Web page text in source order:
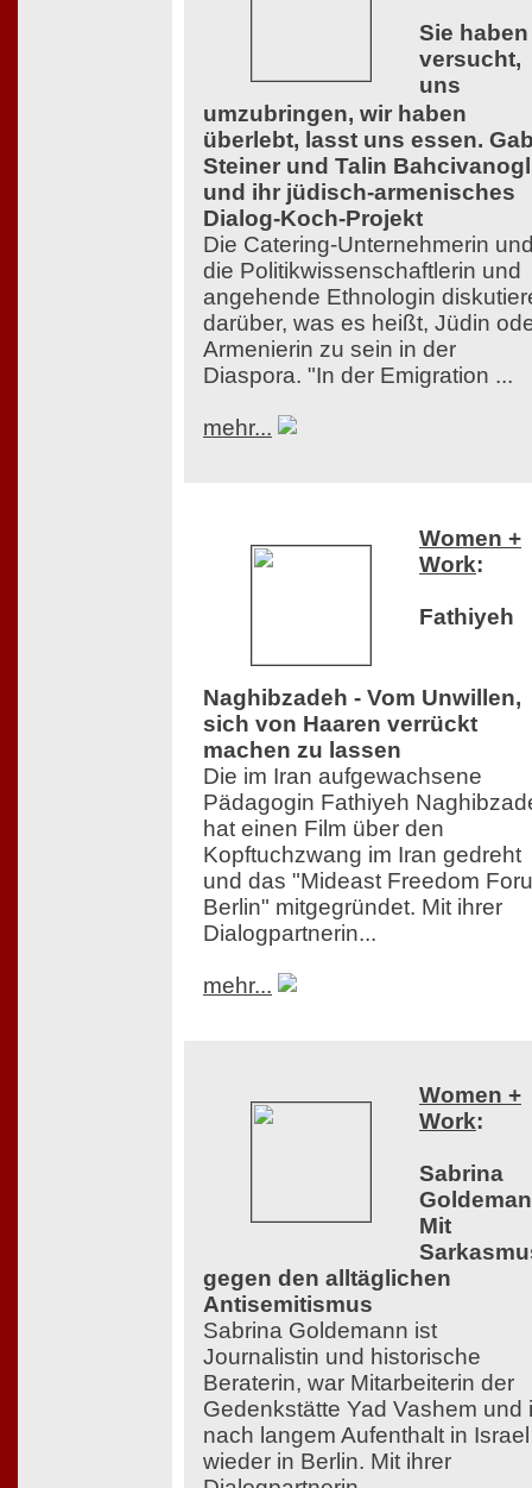
Sie haben
versucht,
uns
umzubringen, wir haben
überlebt, lasst uns essen.
Steiner und Talin
und ihr jüdisch-armenisches
Dialog-Koch-Projekt
Die Catering-Unternehmerin
die Politikwissenschaftlerin und
angehende Ethnologin
darüber, was es heißt, Jüdin
Armenierin zu sein in der
Diaspora. "In der Emigration ...
mehr...
Women +
Work:
Fathiyeh
Naghibzadeh - Vom Unwillen,
sich von Haaren verrückt
machen zu lassen
Die im Iran aufgewachsene
Pädagogin Fathiyeh
hat einen Film über den
Kopftuchzwang im Iran gedreht
und das "Mideast Freedom
Berlin" mitgegründet. Mit ihrer
Dialogpartnerin...
mehr...
Women +
Work:
Sabrina
Mit
gegen den alltäglichen
Antisemitismus
Sabrina Goldemann ist
Journalistin und historische
Beraterin, war Mitarbeiterin der
Gedenkstätte Yad Vashem und
nach langem Aufenthalt in Israel
wieder in Berlin. Mit ihrer